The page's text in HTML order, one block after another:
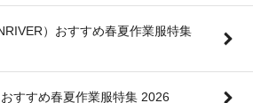
）おすすめ春夏作業服特集
すすめ春夏作業服特集 2026